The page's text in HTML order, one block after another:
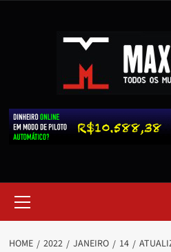
HOME 2022 JANEIRO 14